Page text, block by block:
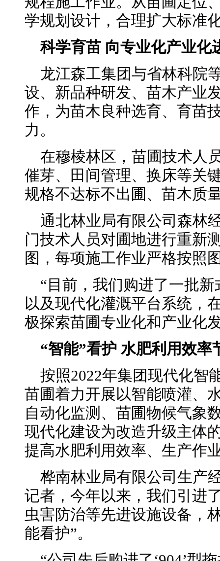
学规划设计，合理扩大标准
科学育苗 向专业化产业化
龙江森工集团与省林科院
设、新品种研发、苗木产业
作，为苗木良种选育、育苗
力。
在穆棱林区，苗圃技术人
催芽、田间管理、换床等关
规格不达标不出圃、苗木质
通北林业局有限公司森林
门技术人员对圃地进行重新
图，每项施工作业严格按照
“目前，我们购进了一批
以及现代化灌溉平台系统，
极探索苗圃专业化和产业化
“智能”看护 水肥利用效率
按照2022年集团现代化智
苗圃着力开展以智能喷灌、
自动化监测、苗圃物候气象
现代化建设为改造升级主体
提高水肥利用效率、生产作
桦南林业局有限公司生产
记者，今年以来，我们引进
虫害防治等先进设施设备，
能看护”。